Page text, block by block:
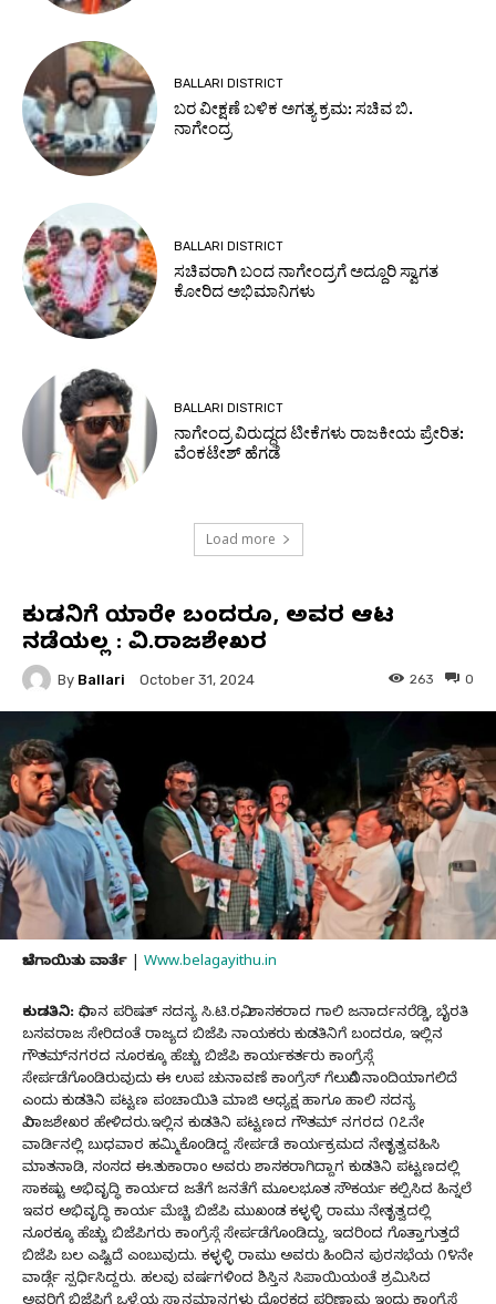
BALLARI DISTRICT
ಬರ ವೀಕ್ಷಣೆ ಬಳಿಕ ಅಗತ್ಯ ಕ್ರಮ: ಸಚಿವ ಬಿ.
ನಾಗೇಂದ್ರ
BALLARI DISTRICT
ಸಚಿವರಾಗಿ ಬಂದ ನಾಗೇಂದ್ರಗೆ ಅದ್ದೂರಿ ಸ್ವಾಗತ
ಕೋರಿದ ಅಭಿಮಾನಿಗಳು
BALLARI DISTRICT
ನಾಗೇಂದ್ರ ವಿರುದ್ಧದ ಟೀಕೆಗಳು ರಾಜಕೀಯ ಪ್ರೇರಿತ:
ವೆಂಕಟೇಶ್ ಹೆಗಡೆ
Load more